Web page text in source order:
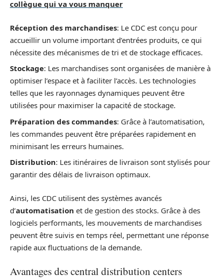
collègue qui va vous manquer
Réception des marchandises: Le CDC est conçu pour
accueillir un volume important d’entrées produits, ce qui
nécessite des mécanismes de tri et de stockage efficaces.
Stockage: Les marchandises sont organisées de manière à
optimiser l’espace et à faciliter l’accès. Les technologies
telles que les rayonnages dynamiques peuvent être
utilisées pour maximiser la capacité de stockage.
Préparation des commandes: Grâce à l’automatisation,
les commandes peuvent être préparées rapidement en
minimisant les erreurs humaines.
Distribution: Les itinéraires de livraison sont stylisés pour
garantir des délais de livraison optimaux.
Ainsi, les CDC utilisent des systèmes avancés
d’automatisation et de gestion des stocks. Grâce à des
logiciels performants, les mouvements de marchandises
peuvent être suivis en temps réel, permettant une réponse
rapide aux fluctuations de la demande.
Avantages des central distribution centers